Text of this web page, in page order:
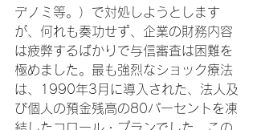
デノミ等。）で対処しようとします
が、何れも奏功せず、企業の財務内容
は疲弊するばかりで与信審査は困難を
極めました。最も強烈なショック療法
は、1990年3月に導入された、法人及
び個人の預金残高の80パーセントを凍